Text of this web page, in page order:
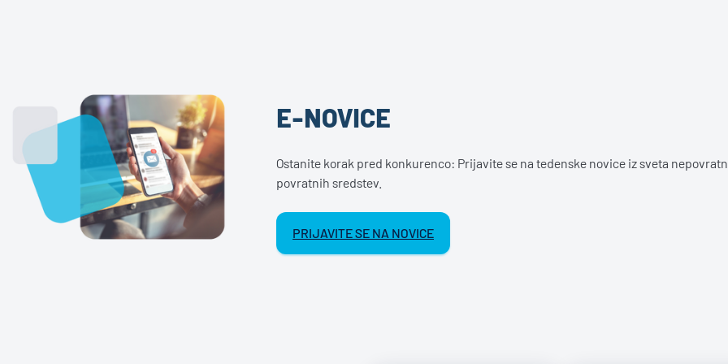
E-NOVICE
Ostanite korak pred konkurenco: Prijavite se na tedenske novice iz sveta
povratnih sredstev.
PRIJAVITE SE NA NOVICE